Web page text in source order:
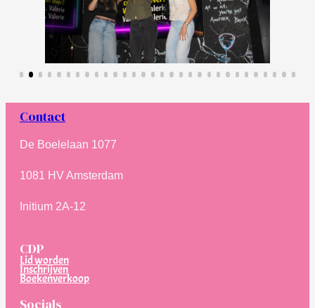
Contact
De Boelelaan 1077
1081 HV Amsterdam
Initium 2A-12
CDP
Lid worden
Inschrijven
Boekenverkoop
Socials